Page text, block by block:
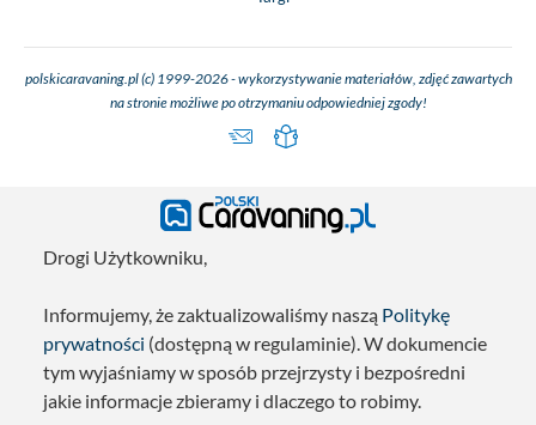
polskicaravaning.pl (c) 1999-2026 - wykorzystywanie materiałów, zdjęć zawartych
na stronie możliwe po otrzymaniu odpowiedniej zgody!
Drogi Użytkowniku,
Informujemy, że zaktualizowaliśmy naszą Politykę
prywatności (dostępną w regulaminie). W dokumencie
tym wyjaśniamy w sposób przejrzysty i bezpośredni
jakie informacje zbieramy i dlaczego to robimy.